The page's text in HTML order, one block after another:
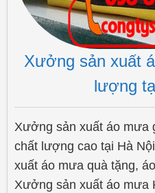
Xưởng sản xuất
lượng
Xưởng sản xuất áo mưa
chất lượng cao tại Hà
xuất áo mưa quà tặng,
Xưởng sản xuất áo mưa